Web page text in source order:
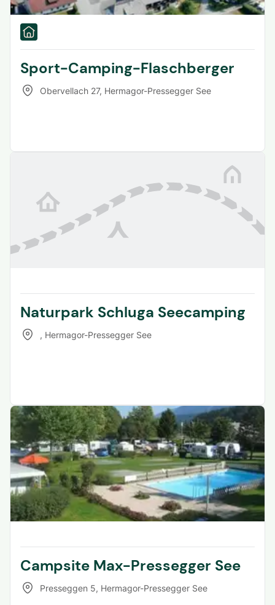
Sport-Camping-Flaschberger
Obervellach 27, Hermagor-Pressegger See
Naturpark Schluga Seecamping
, Hermagor-Pressegger See
Campsite Max-Pressegger See
Presseggen 5, Hermagor-Pressegger See